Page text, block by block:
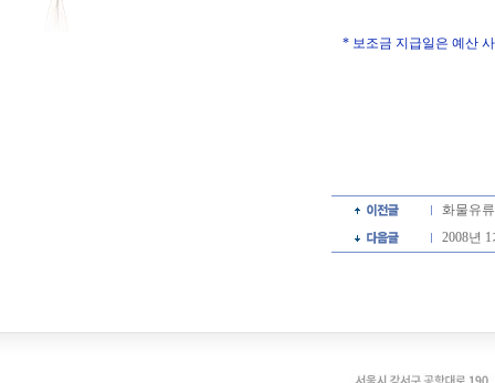
* 보조금 지급일은 예산
화물유
2008년